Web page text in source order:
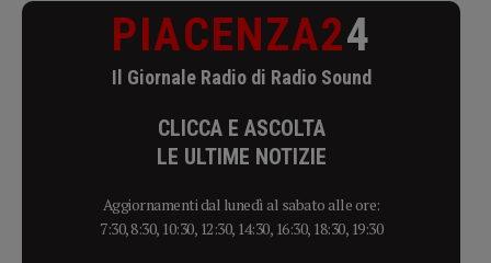
PIACENZA24
Il Giornale Radio di Radio Sound
CLICCA E ASCOLTA
LE ULTIME NOTIZIE
Aggiornamenti dal lunedì al sabato alle ore:
7:30, 8:30, 10:30, 12:30, 14:30, 16:30, 18:30, 19:30